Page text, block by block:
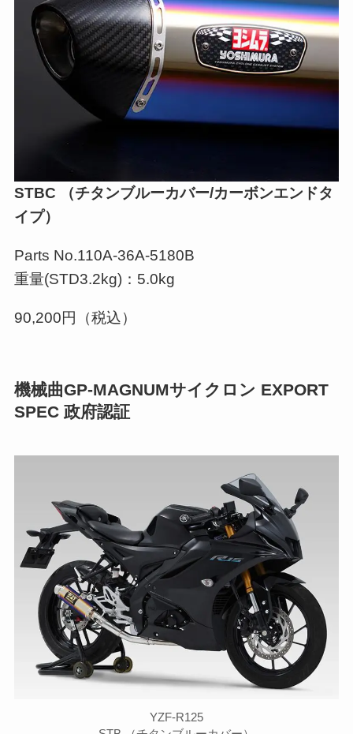
STBC （チタンブルーカバー/カーボンエンドタ
イプ）
Parts No.110A-36A-5180B
重量(STD3.2kg)：5.0kg
90,200円（税込）
機械曲GP-MAGNUMサイクロン EXPORT
SPEC 政府認証
YZF-R125